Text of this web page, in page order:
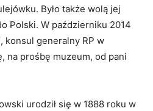
Było także wolą jej
Polski. W październiku 2014
konsul generalny RP w
na prośbę muzeum, od pani
urodził się w 1888 roku w